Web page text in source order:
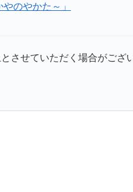
やのやかた～」
させていただく場合がござ